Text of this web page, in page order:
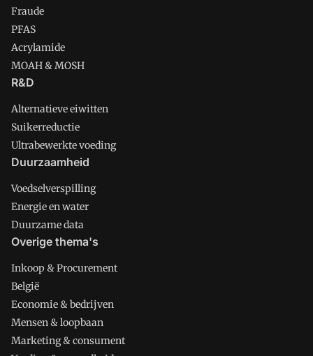
Fraude
PFAS
Acrylamide
MOAH & MOSH
R&D
Alternatieve eiwitten
Suikerreductie
Ultrabewerkte voeding
Duurzaamheid
Voedselverspilling
Energie en water
Duurzame data
Overige thema's
Inkoop & Procurement
België
Economie & bedrijven
Mensen & loopbaan
Marketing & consument